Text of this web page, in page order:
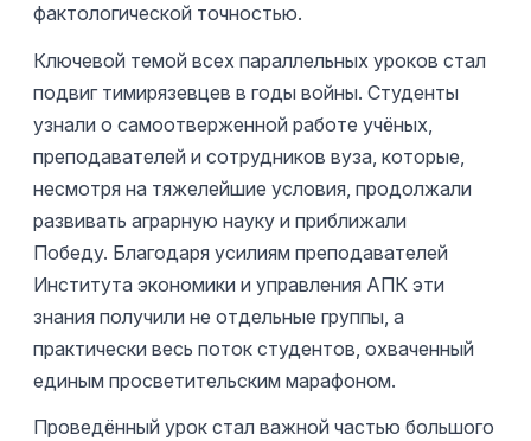
фактологической точностью.
Ключевой темой всех параллельных уроков стал
подвиг тимирязевцев в годы войны. Студенты
узнали о самоотверженной работе учёных,
преподавателей и сотрудников вуза, которые,
несмотря на тяжелейшие условия, продолжали
развивать аграрную науку и приближали
Победу. Благодаря усилиям преподавателей
Института экономики и управления АПК эти
знания получили не отдельные группы, а
практически весь поток студентов, охваченный
единым просветительским марафоном.
Проведённый урок стал важной частью большого